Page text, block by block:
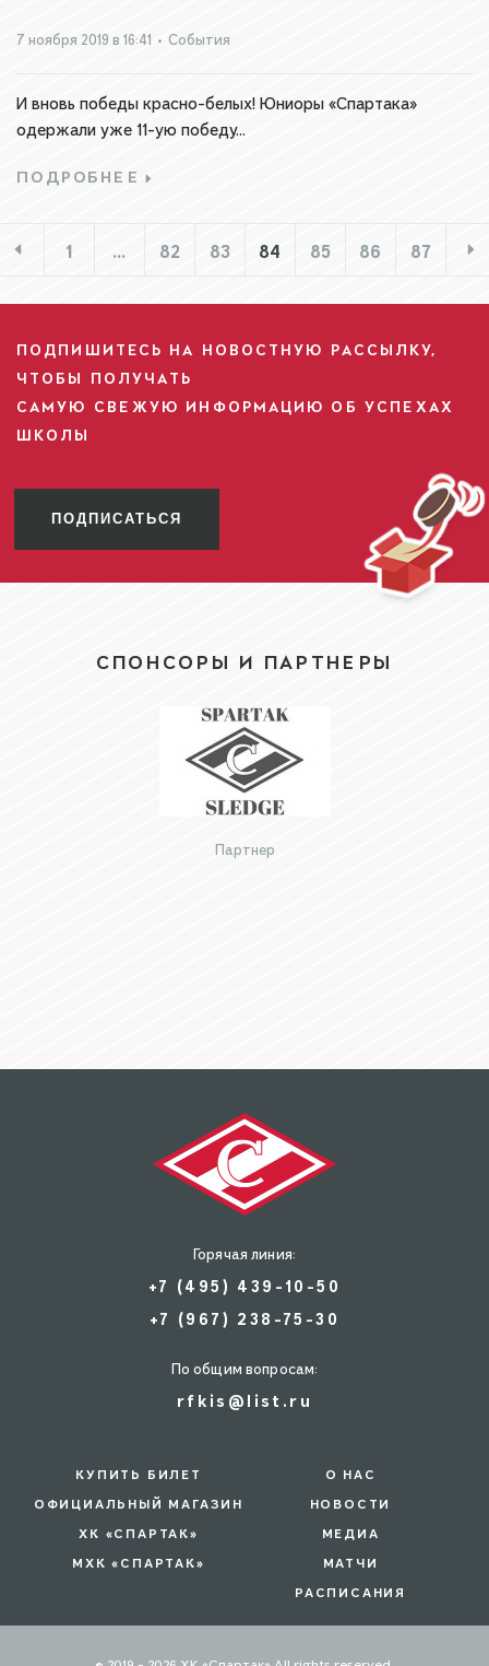
7 ноября 2019 в 16:41 • События
И вновь победы красно-белых! Юниоры «Спартака»
одержали уже 11-ую победу...
ПОДРОБНЕЕ
1 … 82 83 84 85 86 87
ПОДПИШИТЕСЬ НА НОВОСТНУЮ РАССЫЛКУ,
ЧТОБЫ ПОЛУЧАТЬ
САМУЮ СВЕЖУЮ ИНФОРМАЦИЮ ОБ УСПЕХАХ
ШКОЛЫ
ПОДПИСАТЬСЯ
СПОНСОРЫ И ПАРТНЕРЫ
Горячая линия:
+7 (495) 439-10-50
+7 (967) 238-75-30
По общим вопросам:
rfkis@list.ru
КУПИТЬ БИЛЕТ
ОФИЦИАЛЬНЫЙ МАГАЗИН
ХК «СПАРТАК»
МХК «СПАРТАК»
О НАС
НОВОСТИ
МЕДИА
МАТЧИ
РАСПИСАНИЯ